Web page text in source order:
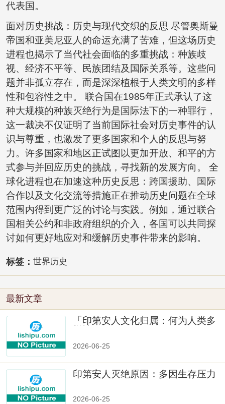
代表国。
面对历史挑战：历史与现代交织的反思 尽管奥斯曼
帝国和亚美尼亚人的命运充满了苦难，但这场历史
进程也揭示了当代社会面临的多重挑战：种族歧
视、经济不平等、民族团结及国际关系等。这些问
题并非孤立存在，而是深深植根于人类文明的多样
性和包容性之中。 联合国在1985年正式承认了这
种大规模的种族灭绝行为是国际法下的一种罪行，
这一裁决不仅证明了当前国际社会对历史事件的认
识与尊重，也激发了更多国家和个人的反思与努
力。许多国家和地区正试图以更加开放、和平的方
式参与并回应历史的挑战，寻找新的发展方向。 全
球化进程也在加速这种历史反思：跨国援助、国际
合作以及文化交流等措施正在推动历史问题在全球
范围内得到更广泛的讨论与实践。例如，通过联合
国相关公约和非政府组织的介入，各国可以共同探
讨如何更好地应对和缓解历史事件带来的影响。
标签： 世界历史
最新文章
「印第安人文化归属：何为人类多
2026-06-25
印第安人灭绝原因：多因生存压力
2026-06-25